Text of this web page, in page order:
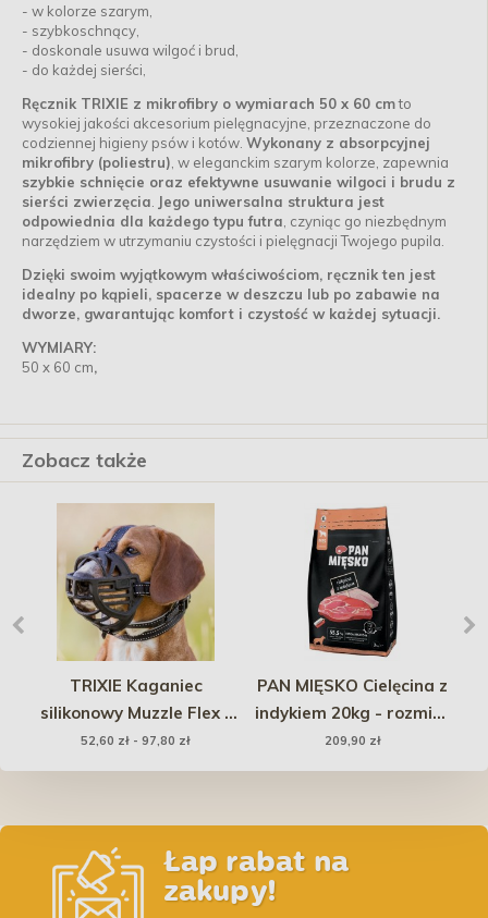
- w kolorze szarym,
- szybkoschnący,
- doskonale usuwa wilgoć i brud,
- do każdej sierści,
Ręcznik TRIXIE z mikrofibry o wymiarach 50 x 60 cmto
wysokiej jakości akcesorium pielęgnacyjne, przeznaczone do
codziennej higieny psów i kotów. Wykonany z absorpcyjnej
mikrofibry (poliestru) , w eleganckim szarym kolorze, zapewnia
szybkie schnięcie oraz efektywne usuwanie wilgoci i brudu z
sierści zwierzęcia Jego uniwersalna struktura jest
odpowiednia dla każdego typu futra , czyniąc go niezbędnym
narzędziem w utrzymaniu czystości i pielęgnacji Twojego pupila.
Dzięki swoim wyjątkowym właściwościom, ręcznik ten jest
idealny po kąpieli, spacerze w deszczu lub po zabawie na
dworze, gwarantując komfort i czystość w każdej sytuacji.
WYMIARY:
50 x 60 cm,
Zobacz także
TRIXIE Kaganiec
silikonowy Muzzle Flex -
Czarny
52,60 zł - 97,80 zł
PAN MIĘSKO Cielęcina z
indykiem 20kg - rozmiar
chrupek XL PROMO
Uszkodzenie
209,90 zł
Łap rabat na
zakupy!